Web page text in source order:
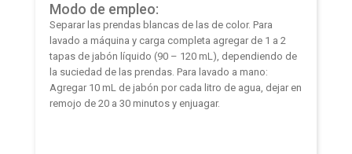
Modo de empleo:
Separar las prendas blancas de las de color. Para
lavado a máquina y carga completa agregar de 1 a 2
tapas de jabón líquido (90 – 120 mL), dependiendo de
la suciedad de las prendas. Para lavado a mano:
Agregar 10 mL de jabón por cada litro de agua, dejar en
remojo de 20 a 30 minutos y enjuagar.